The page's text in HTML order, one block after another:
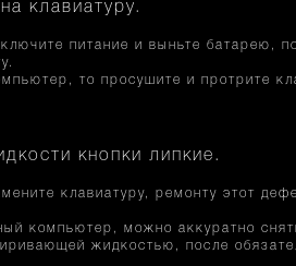
клавиатуру.
питание и выньте батарею,
то просушите и протрите
кнопки липкие.
клавиатуру, ремонту этот
компьютер, можно аккуратно
жидкостью, после